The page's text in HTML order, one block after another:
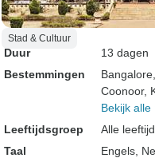
Stad & Cultuur
Duur
13 dagen
Bestemmingen
Bangalore
Coonoor,
Bekijk
Leeftijdsgroep
Alle
Taal
Engels,